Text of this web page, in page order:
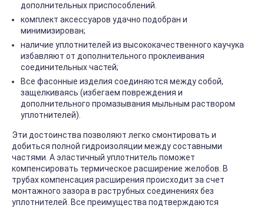
дополнительных приспособлений.
комплект аксессуаров удачно подобран и
минимизирован;
наличие уплотнителей из высококачественного каучука
избавляют от дополнительного проклеивания
соединительных частей;
Все фасонные изделия соединяются между собой,
защелкиваясь (избегаем повреждения и
дополнительного промазывания мыльным раствором
уплотнителей).
Эти достоинства позволяют легко смонтировать и
добиться полной гидроизоляции между составными
частями. А эластичный уплотнитель поможет
компенсировать термическое расширение желобов. В
трубах компенсация расширения происходит за счет
монтажного зазора в раструбных соединениях без
уплотнителей. Все преимущества подтверждаются